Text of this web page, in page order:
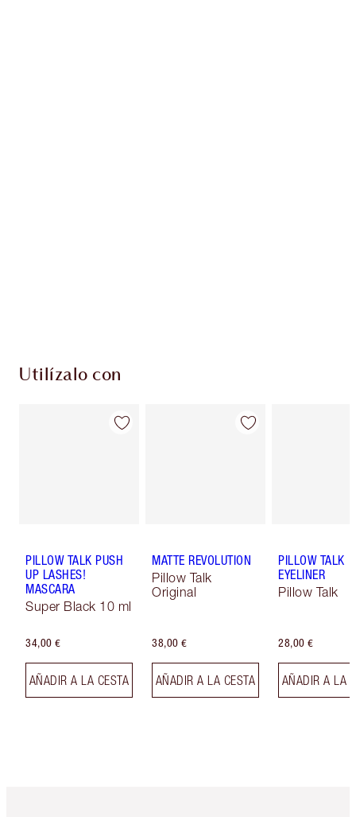
Utilízalo con
PILLOW TALK PUSH
UP LASHES!
MASCARA
Super Black 10 ml
34,00 €
AÑADIR A LA CESTA
MATTE REVOLUTION
Pillow Talk
Original
38,00 €
AÑADIR A LA CESTA
PILLOW TALK
EYELINER
Pillow Talk
28,00 €
AÑADIR A LA